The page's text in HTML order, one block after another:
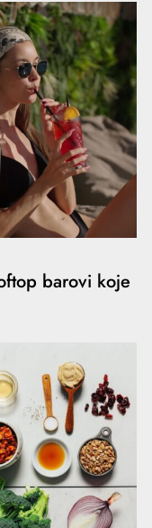
barovi koje